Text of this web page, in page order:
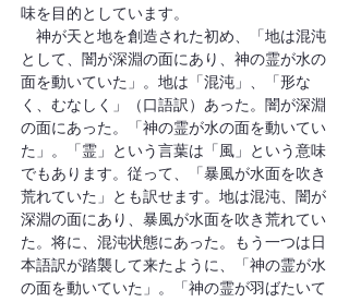
味を目的としています。
神が天と地を創造された初め、「地は混沌
として、闇が深淵の面にあり、神の霊が水の
面を動いていた」。地は「混沌」、「形な
く、むなしく」（口語訳）あった。闇が深淵
の面にあった。「神の霊が水の面を動いてい
た」。「霊」という言葉は「風」という意味
でもあります。従って、「暴風が水面を吹き
荒れていた」とも訳せます。地は混沌、闇が
深淵の面にあり、暴風が水面を吹き荒れてい
た。将に、混沌状態にあった。もう一つは日
本語訳が踏襲して来たように、「神の霊が水
の面を動いていた」。「神の霊が羽ばたいて